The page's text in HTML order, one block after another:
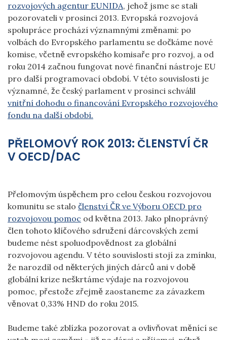
rozvojových agentur EUNIDA, jehož jsme se stali
pozorovateli v prosinci 2013. Evropská rozvojová
spolupráce prochází významnými změnami: po
volbách do Evropského parlamentu se dočkáme nové
komise, včetně evropského komisaře pro rozvoj, a od
roku 2014 začnou fungovat nové finanční nástroje EU
pro další programovací období. V této souvislosti je
významné, že český parlament v prosinci schválil
vnitřní dohodu o financování Evropského rozvojového
fondu na další období.
PŘELOMOVÝ ROK 2013: ČLENSTVÍ ČR
V OECD/DAC
Přelomovým úspěchem pro celou českou rozvojovou
komunitu se stalo členství ČR ve Výboru OECD pro
rozvojovou pomoc od května 2013. Jako plnoprávný
člen tohoto klíčového sdružení dárcovských zemí
budeme nést spoluodpovědnost za globální
rozvojovou agendu. V této souvislosti stojí za zmínku,
že narozdíl od některých jiných dárců ani v době
globální krize neškrtáme výdaje na rozvojovou
pomoc, přestože zřejmě zaostaneme za závazkem
věnovat 0,33% HND do roku 2015.
Budeme také zblízka pozorovat a ovlivňovat měnící se